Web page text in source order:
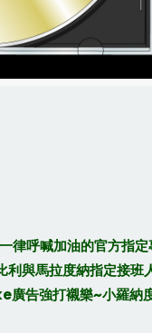
律呼喊加油的官方指定
利與馬拉度納指定接班
廣告強打襯樂~小羅納